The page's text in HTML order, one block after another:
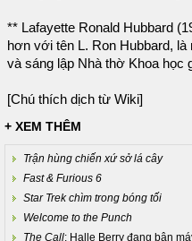
** Lafayette Ronald Hubbard
hơn với tên L. Ron Hubbard,
và sáng lập Nhà thờ Khoa học
[Chú thích dịch từ Wiki]
+ XEM THÊM
Trận hùng chiến xứ sở lá cây
Fast & Furious 6
Star Trek chìm trong bóng tối
Welcome to the Punch
The Call: Halle Berry đang bận